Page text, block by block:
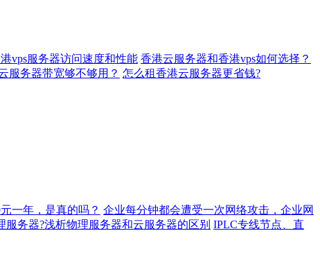
vps服务器访问速度和性能 香港云服务器和香港vps如何选择？
服务器带宽够不够用？ 怎么租香港云服务器更省钱?
一年，是真的吗？ 企业每分钟都会遭受一次网络攻击，企业网
服务器?浅析物理服务器和云服务器的区别 IPLC专线节点、直